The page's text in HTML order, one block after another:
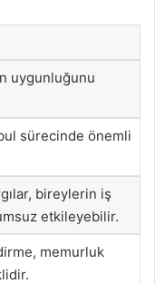
uygunluğunu
sürecinde önemli
bireylerin iş
etkileyebilir.
memurluk